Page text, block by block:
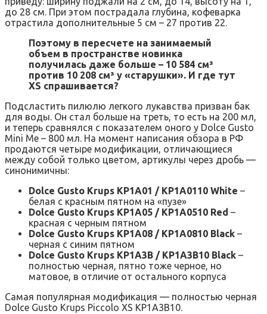
до 28 см. При этом пострадала глубина, кофеварка
отрастила дополнительные 5 см – 27 против 22.
Поэтому в пересчете на занимаемый
объем в пространстве новинка
получилась даже больше – 10 584 см³
против 10 208 см³ у «старушки». И где тут
XS спрашивается?
Подсластить пилюлю легкого лукавства призван бак
для воды. Он стал больше на треть, то есть на 200 мл,
и теперь сравнялся с показателем оного у Dolce Gusto
Mini Me – 800 мл. На момент написания обзора в РФ
продаются четыре модификации, отличающиеся
между собой только цветом, артикулы через дробь —
синонимичны:
Dolce Gusto Krups KP1A01 / KP1A0110 White –
белая с красным пятном на «пузе»
Dolce Gusto Krups KP1A05 / KP1A0510 Red –
красная с черным пятном
Dolce Gusto Krups KP1A08 / KP1A0810 Black –
черная с синим пятном
Dolce Gusto Krups KP1A3B / KP1A3B10 Black –
полностью черная, пятно тоже черное, но
матовое, в отличие от остального корпуса
Самая популярная модификация — полностью черная
Dolce Gusto Krups Piccolo XS KP1A3B10.